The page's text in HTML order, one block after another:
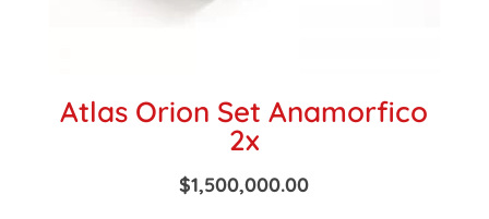
Atlas Orion Set Anamorfico
2x
$1,500,000.00